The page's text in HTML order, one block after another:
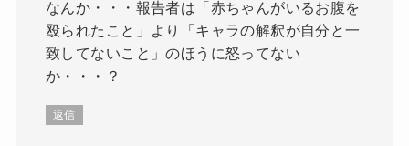
なんか・・・報告者は「赤ちゃんがいるお腹を
殴られたこと」より「キャラの解釈が自分と一
致してないこと」のほうに怒ってない
か・・・？
返信